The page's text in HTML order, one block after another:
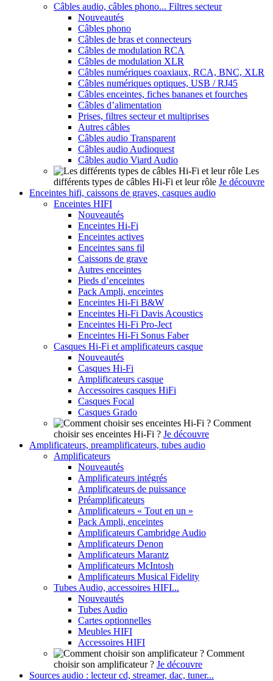
Câbles audio, câbles phono... Filtres secteur
Nouveautés
Câbles phono
Câbles de bras et connecteurs
Câbles de modulation RCA
Câbles de modulation XLR
Câbles numériques coaxiaux, RCA, BNC, XLR
Câbles numériques optiques, USB / RJ45
Câbles enceintes, fiches bananes et fourches
Câbles d’alimentation
Prises, filtres secteur et multiprises
Autres câbles
Câbles audio Transparent
Câbles audio Audioquest
Câbles audio Viard Audio
Les
différents types de câbles Hi-Fi et leur rôle Je découvre
Enceintes hifi, caissons de graves, casques audio
Enceintes HIFI
Nouveautés
Enceintes Hi-Fi
Enceintes actives
Enceintes sans fil
Caissons de grave
Autres enceintes
Pieds d’enceintes
Pack Ampli, enceintes
Enceintes Hi-Fi B&W
Enceintes Hi-Fi Davis Acoustics
Enceintes Hi-Fi Pro-Ject
Enceintes Hi-Fi Sonus Faber
Casques Hi-Fi et amplificateurs casque
Nouveautés
Casques Hi-Fi
Amplificateurs casque
Accessoires casques HiFi
Casques Focal
Casques Grado
Comment
choisir ses enceintes Hi-Fi ? Je découvre
Amplificateurs, preamplificateurs, tubes audio
Amplificateurs
Nouveautés
Amplificateurs intégrés
Amplificateurs de puissance
Préamplificateurs
Amplificateurs « Tout en un »
Pack Ampli, enceintes
Amplificateurs Cambridge Audio
Amplificateurs Denon
Amplificateurs Marantz
Amplificateurs McIntosh
Amplificateurs Musical Fidelity
Tubes Audio, accessoires HIFI...
Nouveautés
Tubes Audio
Cartes optionnelles
Meubles HIFI
Accessoires HIFI
Comment
choisir son amplificateur ? Je découvre
Sources audio : lecteur cd, streamer, dac, tuner...